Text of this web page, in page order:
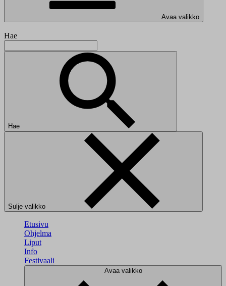
Avaa valikko
Hae
Hae
Sulje valikko
Etusivu
Ohjelma
Liput
Info
Festivaali
Avaa valikko